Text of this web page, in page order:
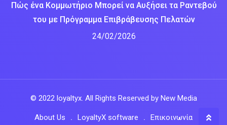
Πώς ένα Κομμωτήριο Μπορεί να Αυξήσει τα Ραντεβού
του με Πρόγραμμα Επιβράβευσης Πελατών
24/02/2026
© 2022 loyaltyx. All Rights Reserved by New Media
About Us LoyaltyX software Επικοινωνία